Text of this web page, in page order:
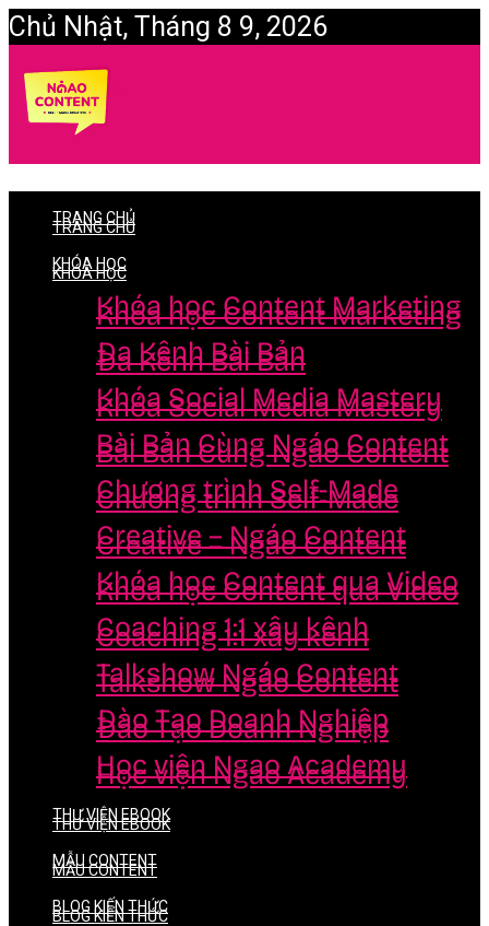
Chủ Nhật, Tháng 8 9, 2026
Login
TRANG CHỦ
KHÓA HỌC
Khóa học Content Marketing
Đa Kênh Bài Bản
Khóa Social Media Mastery
Bài Bản Cùng Ngáo Content
Chương trình Self-Made
Creative – Ngáo Content
Khóa học Content qua Video
Coaching 1:1 xây kênh
Talkshow Ngáo Content
Đào Tạo Doanh Nghiệp
Học viện Ngao Academy
THƯ VIỆN EBOOK
MẪU CONTENT
BLOG KIẾN THỨC
TRANG CHỦ
KHÓA HỌC
Khóa học Content Marketing
Đa Kênh Bài Bản
Khóa Social Media Mastery
Bài Bản Cùng Ngáo Content
Chương trình Self-Made
Creative – Ngáo Content
Khóa học Content qua Video
Coaching 1:1 xây kênh
Talkshow Ngáo Content
Đào Tạo Doanh Nghiệp
Học viện Ngao Academy
THƯ VIỆN EBOOK
MẪU CONTENT
BLOG KIẾN THỨC